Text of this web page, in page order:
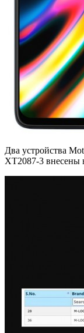
Два устройства
XT2087-3 внесены